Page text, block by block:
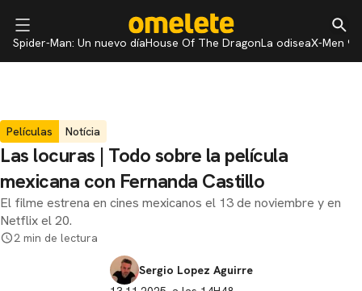
Spider-Man: Un nuevo díaHouse Of The DragonLa odiseaX-Men 97
Películas Notícia
Las locuras | Todo sobre la película
mexicana con Fernanda Castillo
El filme estrena en cines mexicanos el 13 de noviembre y en
Netflix el 20.
2 min de lectura
Sergio Lopez Aguirre